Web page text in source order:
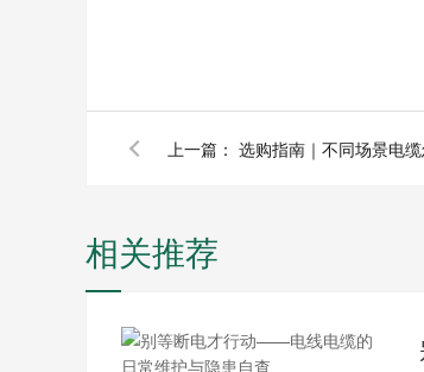
上一篇：
相关推荐